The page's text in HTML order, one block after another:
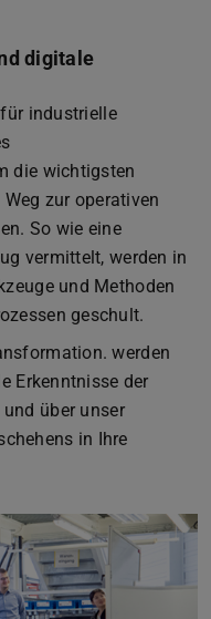
digitale
industrielle
die wichtigsten
zur operativen
So wie eine
vermittelt, werden in
und Methoden
geschult.
werden
Erkenntnisse der
und über unser
in Ihre